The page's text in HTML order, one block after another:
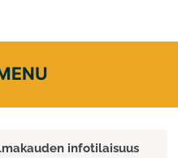
infotilaisuus